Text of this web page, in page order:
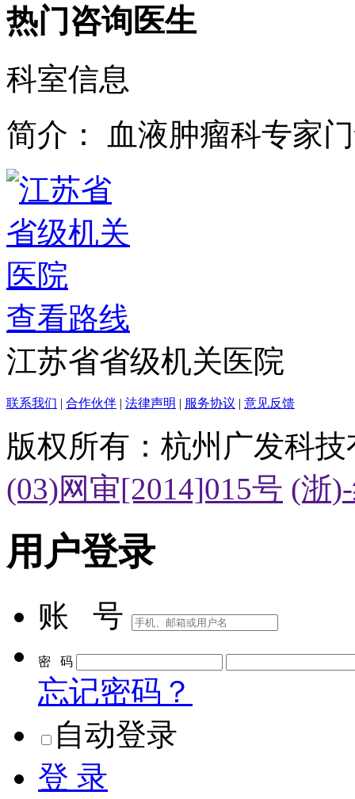
科室信息
简介：
血液肿瘤科专家
查看路线
江苏省省级机关医院
版权所有：杭州广发科
(03)网审[2014]015号 (浙
用户登录
账 号
忘记密码？
自动登录
登 录